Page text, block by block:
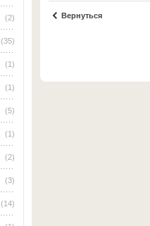
(2)
(35)
(1)
(1)
(5)
(1)
(2)
(3)
(14)
Вернуться